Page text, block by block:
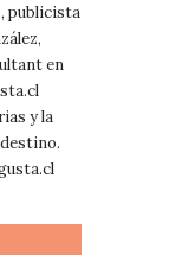
publicista
en
y la